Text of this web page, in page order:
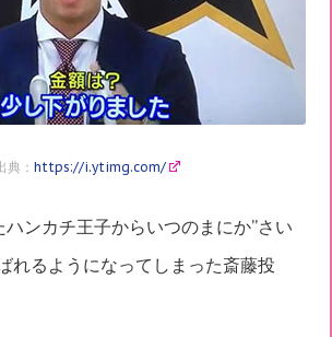
典： https://i.ytimg.com/
ンカチ王子からいつのまにか”さい
れるようになってしまった斎藤投